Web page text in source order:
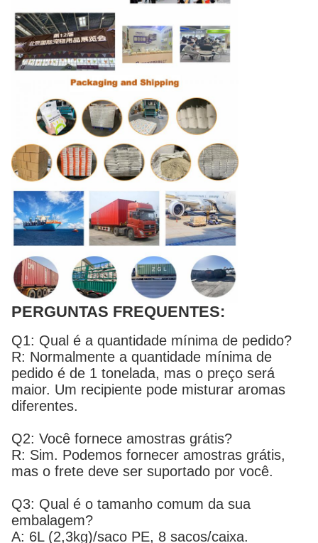
PERGUNTAS FREQUENTES:
Q1: Qual é a quantidade mínima de pedido?
R: Normalmente a quantidade mínima de
pedido é de 1 tonelada, mas o preço será
maior. Um recipiente pode misturar aromas
diferentes.
Q2: Você fornece amostras grátis?
R: Sim. Podemos fornecer amostras grátis,
mas o frete deve ser suportado por você.
Q3: Qual é o tamanho comum da sua
embalagem?
A: 6L (2,3kg)/saco PE, 8 sacos/caixa.